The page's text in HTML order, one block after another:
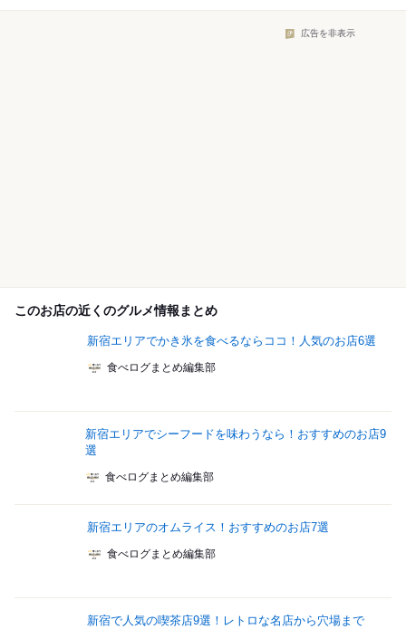
広告を非表示
このお店の近くのグルメ情報まとめ
新宿エリアでかき氷を食べるならココ！人気のお店6選
食べログまとめ編集部
新宿エリアでシーフードを味わうなら！おすすめのお店9
選
食べログまとめ編集部
新宿エリアのオムライス！おすすめのお店7選
食べログまとめ編集部
新宿で人気の喫茶店9選！レトロな名店から穴場まで